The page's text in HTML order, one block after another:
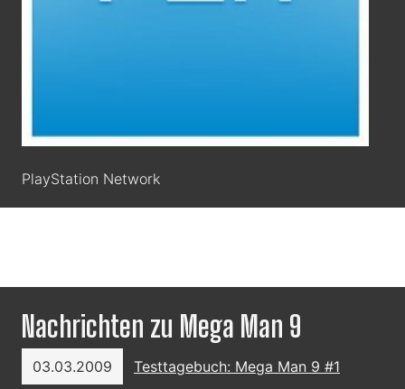
PlayStation Network
Nachrichten zu Mega Man 9
03.03.2009 Testtagebuch: Mega Man 9 #1